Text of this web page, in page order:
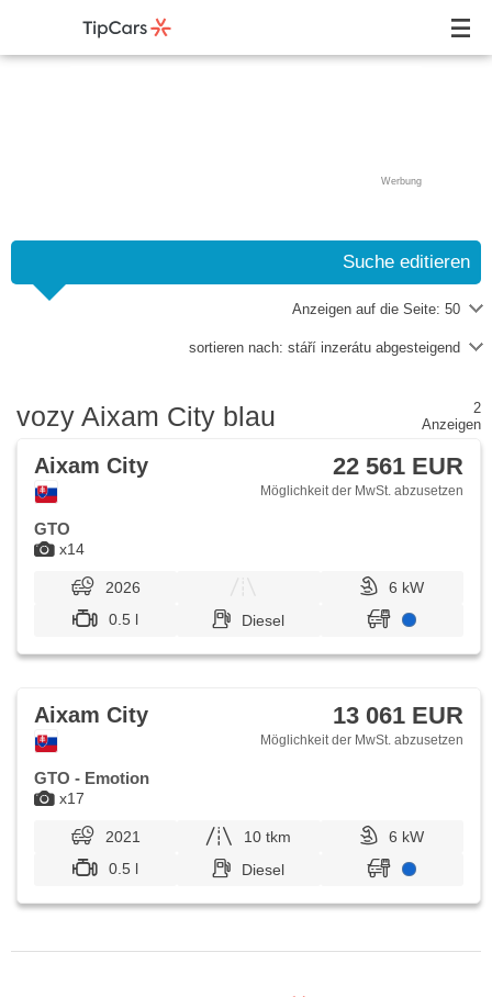
Werbung
Suche editieren
Anzeigen auf die Seite: 50
sortieren nach: stáří inzerátu abgesteigend
vozy Aixam City blau
2
Anzeigen
x14
Aixam City 22 561 EUR
Möglichkeit der MwSt. abzusetzen
GTO
2026
6 kW
0.5 l
Diesel
x17
Aixam City 13 061 EUR
Möglichkeit der MwSt. abzusetzen
GTO - Emotion
2021 10 tkm
6 kW
0.5 l
Diesel